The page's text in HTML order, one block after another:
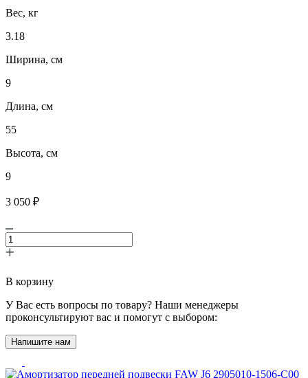
Вес, кг
3.18
Ширина, см
9
Длина, cм
55
Высота, см
9
3 050 ₽
В корзину
У Вас есть вопросы по товару? Наши менеджеры
проконсультируют вас и помогут с выбором:
Напишите нам